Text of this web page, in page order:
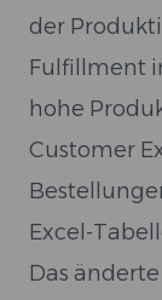
der
Fulfillment
hohe
Customer
Excel-
Das